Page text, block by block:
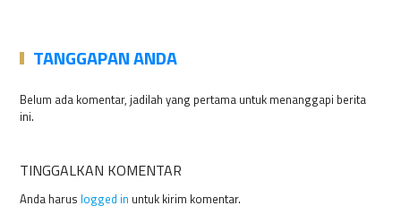
TANGGAPAN ANDA
Belum ada komentar, jadilah yang pertama untuk menanggapi berita
ini.
TINGGALKAN KOMENTAR
Anda harus logged in untuk kirim komentar.